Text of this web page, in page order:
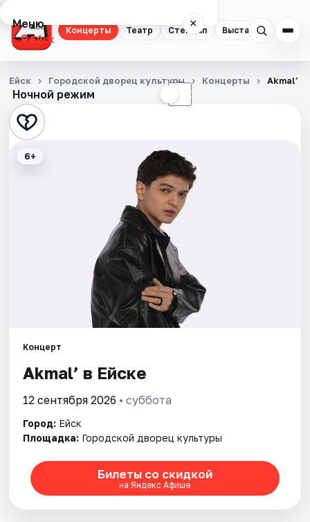
Концерты Театр Стендап Выставки
Меню ×
Ейск
Концерты
Театр
Стендап
Рейтинги
Ночной режим ☾
Ейск Городской дворец культуры Концерты Akmal’
6+
Концерт
Akmal’ в Ейске
12 сентября 2026 • суббота
Город: Ейск
Площадка: Городской дворец культуры
Билеты со скидкой
на Яндекс Афише